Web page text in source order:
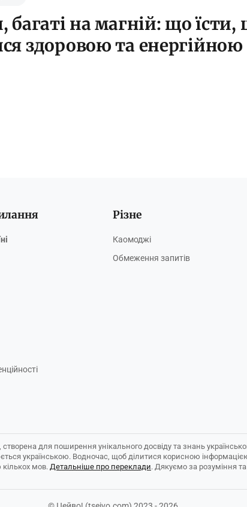
багаті на магній: що їсти,
здоровою та енергійною
Різне
Каомоджі
Обмеження запитів
для поширення унікального досвіду та знань
українською. Водночас, щоб ділитися корисною
мов. Детальніше про переклади. Дякуємо за розуміння та